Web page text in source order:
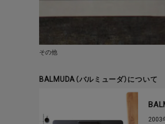
その他
BALMUDA（バルミューダ）について
2003